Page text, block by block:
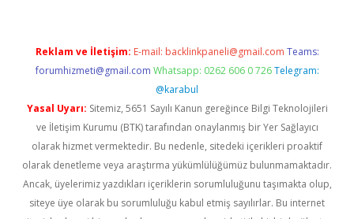
Reklam ve İletişim: E-mail: backlinkpaneli@gmail.com Teams:
forumhizmeti@gmail.com Whatsapp: 0262 606 0 726 Telegram:
@karabul
Yasal Uyarı: Sitemiz, 5651 Sayılı Kanun gereğince Bilgi Teknolojileri
ve İletişim Kurumu (BTK) tarafından onaylanmış bir Yer Sağlayıcı
olarak hizmet vermektedir. Bu nedenle, sitedeki içerikleri proaktif
olarak denetleme veya araştırma yükümlülüğümüz bulunmamaktadır.
Ancak, üyelerimiz yazdıkları içeriklerin sorumluluğunu taşımakta olup,
siteye üye olarak bu sorumluluğu kabul etmiş sayılırlar. Bu internet